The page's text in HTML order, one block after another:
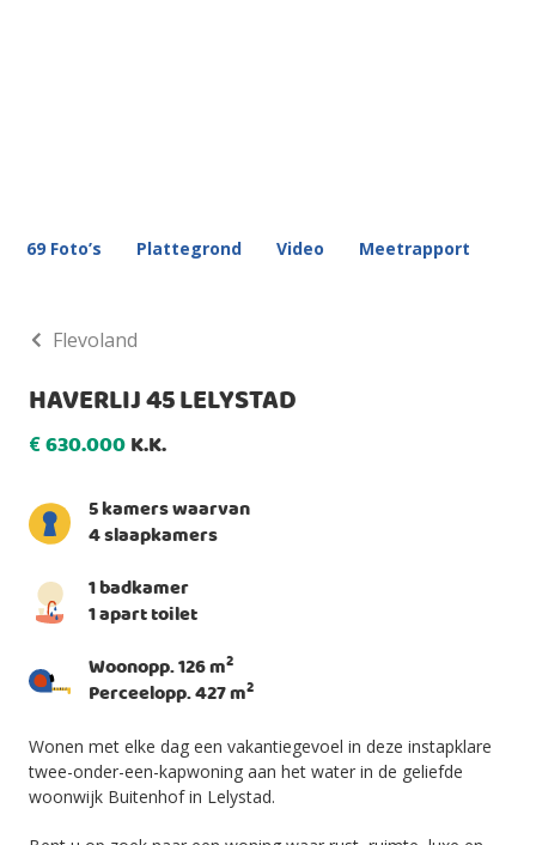
69 Foto’s Plattegrond Video Meetrapport
Flevoland
HAVERLIJ 45 LELYSTAD
€630.000K.K.
5 kamers waarvan
4 slaapkamers
1 badkamer
1 apart toilet
Woonopp. 126 m2
Perceelopp. 427 m2
Wonen met elke dag een vakantiegevoel in deze instapklare
twee-onder-een-kapwoning aan het water in de geliefde
woonwijk Buitenhof in Lelystad.